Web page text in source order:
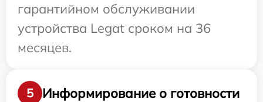
гарантийном обслуживании
устройства Legat сроком на 36
месяцев.
5
Информирование о готовности